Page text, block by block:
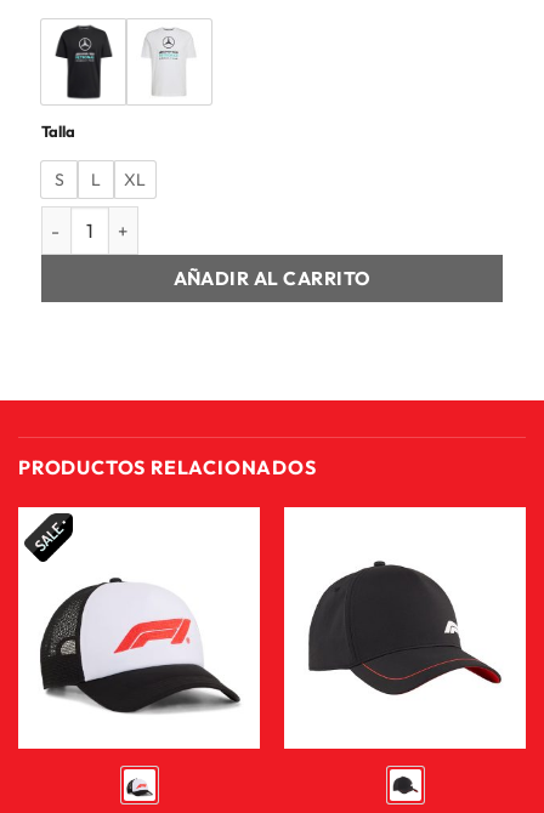
Talla
S L
XL
CAMISETA MANGA CORTA HOMBRE MER DNA GFTEE M
AÑADIR AL CARRITO
PRODUCTOS RELACIONADOS